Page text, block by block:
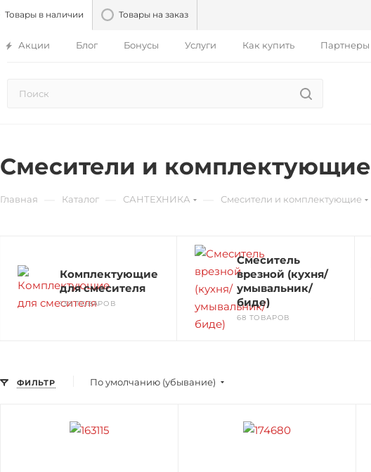
Товары в наличии Товары на заказ
Акции Блог Бонусы Услуги Как купить Партнеры
Смесители и комплектующие
Главная Каталог САНТЕХНИКА Смесители и комплектующие
Комплектующие
для смесителя
139 ТОВАРОВ
Смеситель
врезной (кухня/
умывальник/
биде)
68 ТОВАРОВ
ФИЛЬТР По умолчанию (убывание)